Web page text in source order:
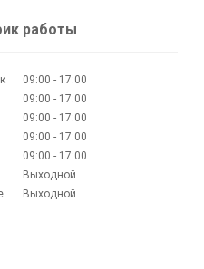
работы
09:00
17:00
09:00
17:00
09:00
17:00
09:00
17:00
09:00
17:00
Выходной
Выходной